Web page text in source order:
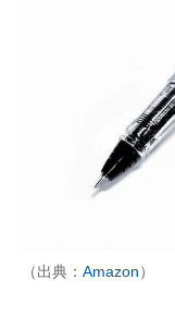
（出典： Amazon）